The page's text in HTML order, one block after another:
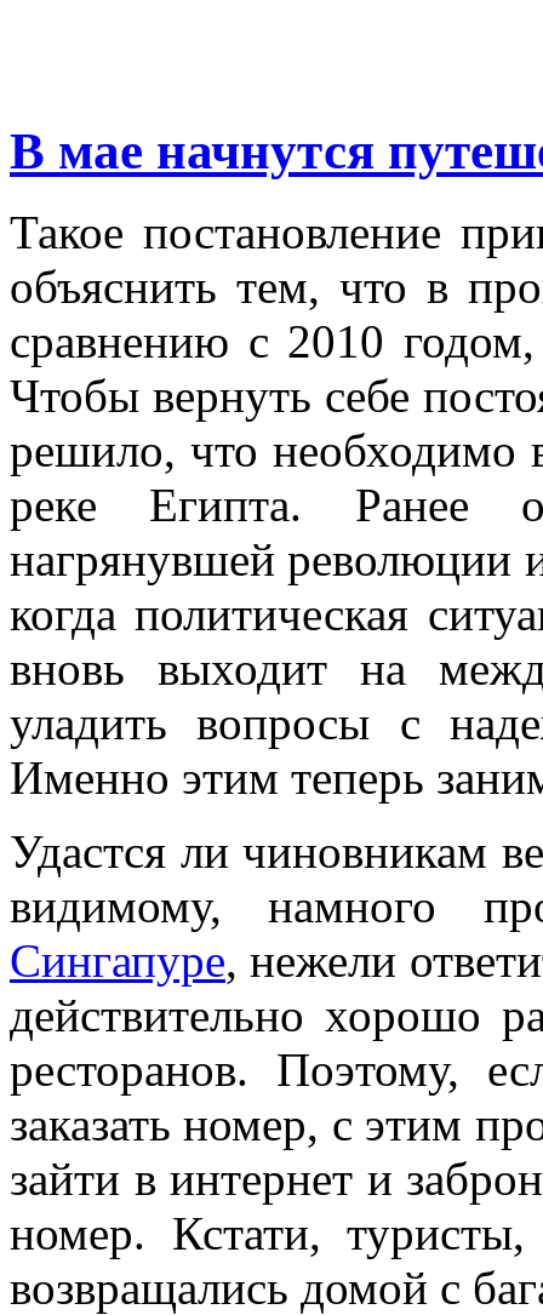
В мае начнутся
Такое постановление
объяснить тем, что в
сравнению с 2010 годом,
Чтобы вернуть себе
решило, что необходимо
реке Египта. Ранее
нагрянувшей революции
когда политическая
вновь выходит на
уладить вопросы с
Именно этим теперь
Удастся ли чиновникам
видимому, намного
Сингапуре, нежели
действительно хорошо
ресторанов. Поэтому,
заказать номер, с этим
зайти в интернет и
номер. Кстати,
возвращались домой с